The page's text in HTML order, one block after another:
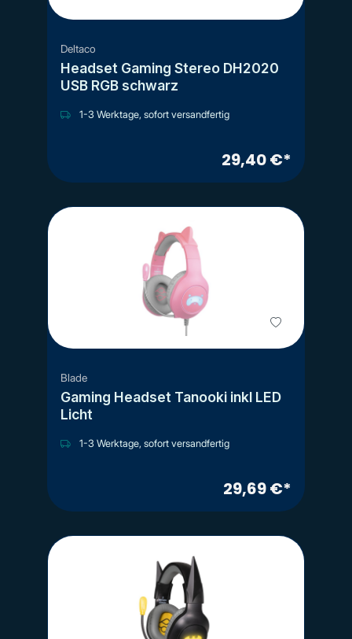
Deltaco
Headset Gaming Stereo DH2020
USB RGB schwarz
1-3 Werktage, sofort versandfertig
29,40 €*
Blade
Gaming Headset Tanooki inkl LED
Licht
1-3 Werktage, sofort versandfertig
29,69 €*